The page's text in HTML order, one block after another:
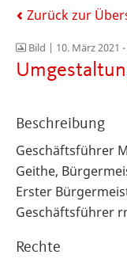
Zurück zur
Bild | 10. März 2021
Beschreibung
Geschäftsführer
Geithe,
Erster
Geschäftsführer
Rechte